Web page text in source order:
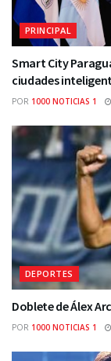
PRINCIPAL
Smart City
ciudades
POR 1000 NOTICIAS 1
DEPORTES
Doblete de Álex
POR 1000 NOTICIAS 1